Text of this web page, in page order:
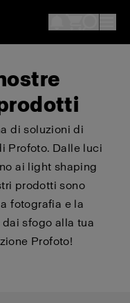
di soluzioni di
Profoto. Dalle luci
ai light shaping
prodotti sono
fotografia e la
sfogo alla tua
Profoto!